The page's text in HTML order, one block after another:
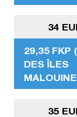
34
29,35 FKP
DES ÎLES
35